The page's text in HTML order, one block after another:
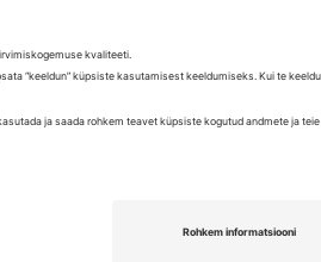
Tel: +372 619 1630